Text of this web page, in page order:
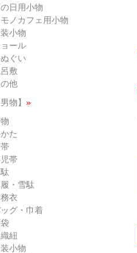
日用小物
ノカフェ用小物
小物
ール
ぐい
敷
他
男物】 »
た
帯
・雪駄
衣
グ・巾着
紐
小物